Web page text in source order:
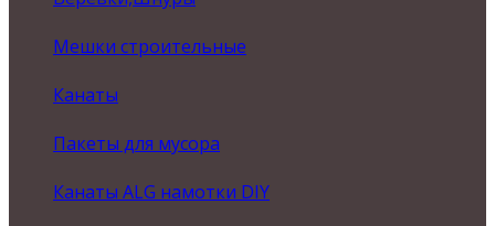
Мешки строительные
Канаты
Пакеты для мусора
Канаты ALG намотки DIY